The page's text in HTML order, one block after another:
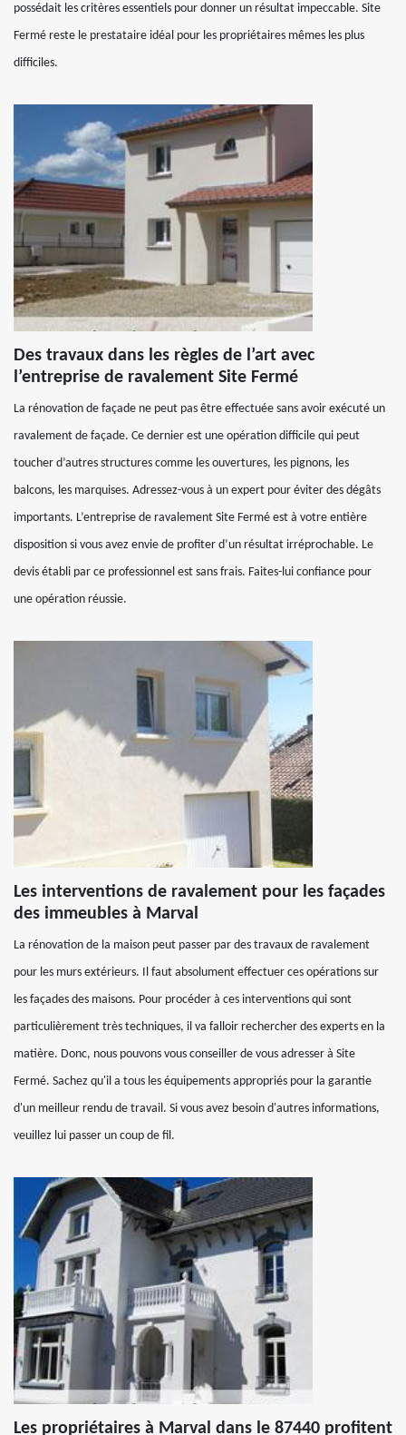
possédait les critères essentiels pour donner un résultat impeccable. Site
Fermé reste le prestataire idéal pour les propriétaires mêmes les plus
difficiles.
Des travaux dans les règles de l’art avec
l’entreprise de ravalement Site Fermé
La rénovation de façade ne peut pas être effectuée sans avoir exécuté un
ravalement de façade. Ce dernier est une opération difficile qui peut
toucher d’autres structures comme les ouvertures, les pignons, les
balcons, les marquises. Adressez-vous à un expert pour éviter des dégâts
importants. L’entreprise de ravalement Site Fermé est à votre entière
disposition si vous avez envie de profiter d’un résultat irréprochable. Le
devis établi par ce professionnel est sans frais. Faites-lui confiance pour
une opération réussie.
Les interventions de ravalement pour les façades
des immeubles à Marval
La rénovation de la maison peut passer par des travaux de ravalement
pour les murs extérieurs. Il faut absolument effectuer ces opérations sur
les façades des maisons. Pour procéder à ces interventions qui sont
particulièrement très techniques, il va falloir rechercher des experts en la
matière. Donc, nous pouvons vous conseiller de vous adresser à Site
Fermé. Sachez qu'il a tous les équipements appropriés pour la garantie
d'un meilleur rendu de travail. Si vous avez besoin d'autres informations,
veuillez lui passer un coup de fil.
Les propriétaires à Marval dans le 87440 profitent